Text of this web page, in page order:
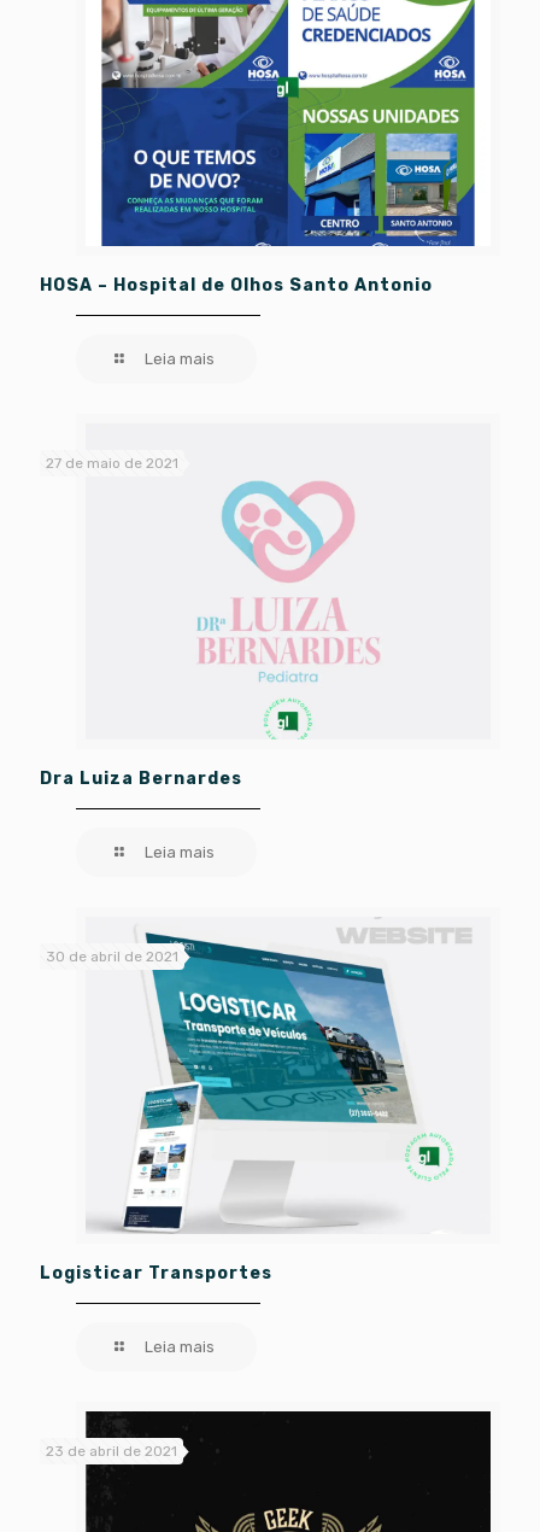
HOSA – Hospital de Olhos Santo Antonio
Leia mais
27 de maio de 2021
Dra Luiza Bernardes
Leia mais
30 de abril de 2021
Logisticar Transportes
Leia mais
23 de abril de 2021